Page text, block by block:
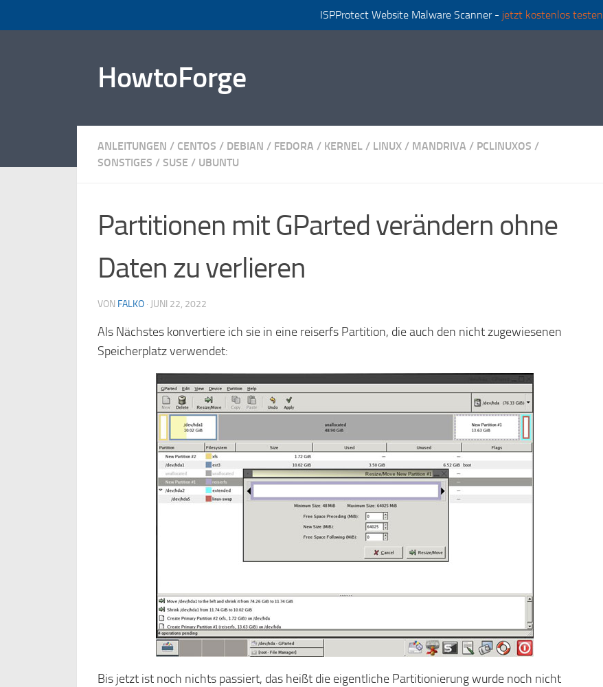
ISPProtect Website Malware Scanner - jetzt kostenlos testen
HowtoForge
ANLEITUNGEN / CENTOS / DEBIAN / FEDORA / KERNEL / LINUX / MANDRIVA / PCLINUXOS /
SONSTIGES / SUSE / UBUNTU
Partitionen mit GParted verändern ohne
Daten zu verlieren
VON FALKO · JUNI 22, 2022
Als Nächstes konvertiere ich sie in eine reiserfs Partition, die auch den nicht zugewiesenen
Speicherplatz verwendet:
Bis jetzt ist noch nichts passiert, das heißt die eigentliche Partitionierung wurde noch nicht